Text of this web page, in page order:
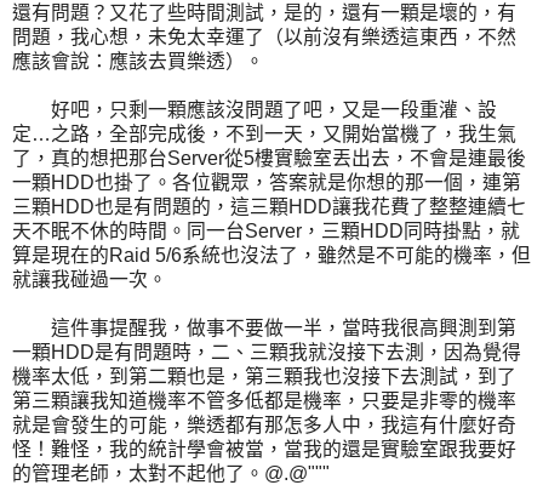
還有問題？又花了些時間測試，是的，還有一顆是壞的，有
問題，我心想，未免太幸運了（以前沒有樂透這東西，不然
應該會說：應該去買樂透）。
好吧，只剩一顆應該沒問題了吧，又是一段重灌、設
定…之路，全部完成後，不到一天，又開始當機了，我生氣
了，真的想把那台Server從5樓實驗室丟出去，不會是連最後
一顆HDD也掛了。各位觀眾，答案就是你想的那一個，連第
三顆HDD也是有問題的，這三顆HDD讓我花費了整整連續七
天不眠不休的時間。同一台Server，三顆HDD同時掛點，就
算是現在的Raid 5/6系統也沒法了，雖然是不可能的機率，但
就讓我碰過一次。
這件事提醒我，做事不要做一半，當時我很高興測到第
一顆HDD是有問題時，二、三顆我就沒接下去測，因為覺得
機率太低，到第二顆也是，第三顆我也沒接下去測試，到了
第三顆讓我知道機率不管多低都是機率，只要是非零的機率
就是會發生的可能，樂透都有那怎多人中，我這有什麼好奇
怪！難怪，我的統計學會被當，當我的還是實驗室跟我要好
的管理老師，太對不起他了。@.@"""